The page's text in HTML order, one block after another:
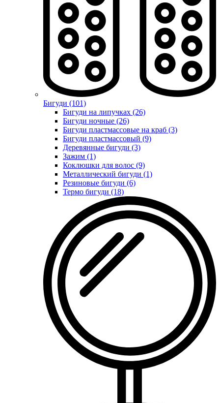
Бигуди (101)
Бигуди на липучках (26)
Бигуди ночные (26)
Бигуди пластмассовые на краб (3)
Бигуди пластмассовый (9)
Деревянные бигуди (3)
Зажим (1)
Коклюшки для волос (9)
Металлический бигуди (1)
Резиновые бигуди (6)
Термо бигуди (18)